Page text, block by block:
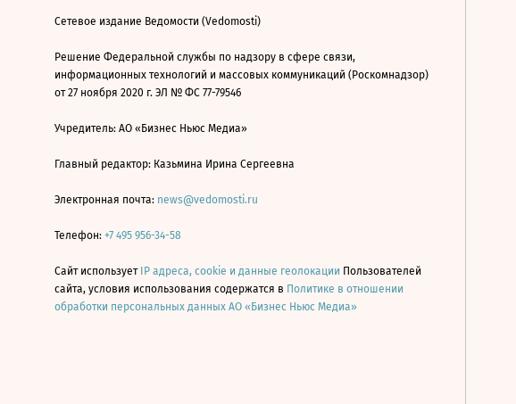
Сетевое издание Ведомости (Vedomosti)
Решение Федеральной службы по надзору в сфере связи,
информационных технологий и массовых коммуникаций (Роскомнадзор)
от 27 ноября 2020 г. ЭЛ № ФС 77-79546
Учредитель: АО «Бизнес Ньюс Медиа»
Главный редактор: Казьмина Ирина Сергеевна
Электронная почта: news@vedomosti.ru
Телефон: +7 495 956-34-58
Сайт использует IP адреса, cookie и данные геолокации Пользователей
сайта, условия использования содержатся в Политике в отношении
обработки персональных данных АО «Бизнес Ньюс Медиа»